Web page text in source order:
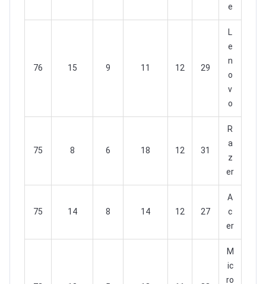
e
L
e
n
o
v
o
29
12
11
9
15
76
R
a
z
er
31
12
18
6
8
75
A
c
er
27
12
14
8
14
75
M
ic
ro